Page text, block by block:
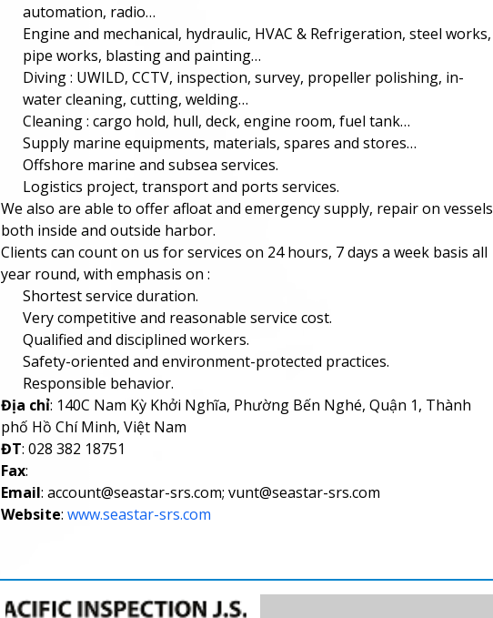
automation, radio…
Engine and mechanical, hydraulic, HVAC & Refrigeration, steel works,
pipe works, blasting and painting…
Diving : UWILD, CCTV, inspection, survey, propeller polishing, in-
water cleaning, cutting, welding…
Cleaning : cargo hold, hull, deck, engine room, fuel tank…
Supply marine equipments, materials, spares and stores…
Offshore marine and subsea services.
Logistics project, transport and ports services.
We also are able to offer afloat and emergency supply, repair on vessels
both inside and outside harbor.
Clients can count on us for services on 24 hours, 7 days a week basis all
year round, with emphasis on :
Shortest service duration.
Very competitive and reasonable service cost.
Qualified and disciplined workers.
Safety-oriented and environment-protected practices.
Responsible behavior.
Địa chỉ: 140C Nam Kỳ Khởi Nghĩa, Phường Bến Nghé, Quận 1, Thành
phố Hồ Chí Minh, Việt Nam
ĐT: 028 382 18751
Fax:
Email: account@seastar-srs.com; vunt@seastar-srs.com
Website:www.seastar-srs.com